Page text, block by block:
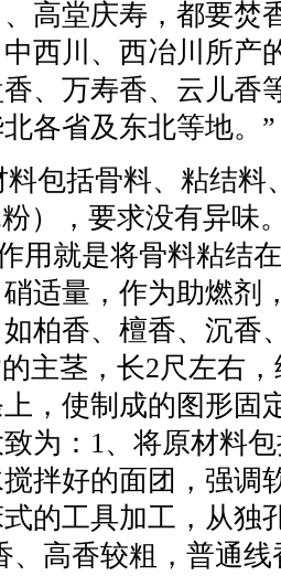
高堂庆寿，都要焚
西川、西冶川所产
、万寿香、云儿香
北各省及东北等地。”
包括骨料、粘结料
），要求没有异味
用就是将骨料粘结
适量，作为助燃剂
柏香、檀香、沉香
主茎，长2尺左右
，使制成的图形固
为：1、将原材料
拌好的面团，强调
的工具加工，从独
、高香较粗，普通